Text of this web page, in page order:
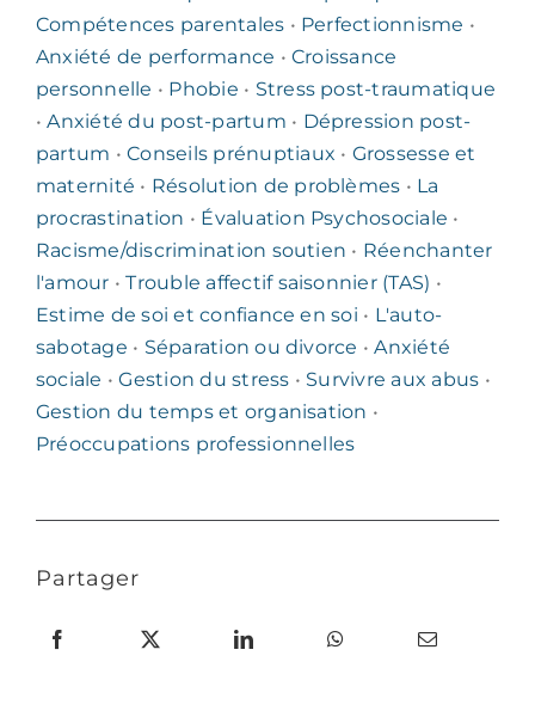
Compétences parentales • Perfectionnisme •
Anxiété de performance •Croissance
personnelle • Phobie • Stress post-traumatique
•Anxiété du post-partum • Dépression post-
partum •Conseils prénuptiaux • Grossesse et
maternité • Résolution de problèmes • La
procrastination • Évaluation Psychosociale •
Racisme/discrimination soutien • Réenchanter
l'amour •Trouble affectif saisonnier (TAS) •
Estime de soi et confiance en soi • L'auto-
sabotage • Séparation ou divorce •Anxiété
sociale •Gestion du stress • Survivre aux abus •
Gestion du temps et organisation •
Préoccupations professionnelles
Partager